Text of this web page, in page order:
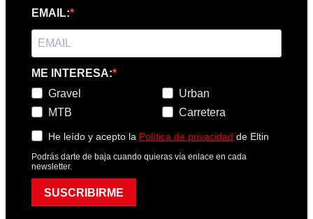
EMAIL:
ME INTERESA:
Gravel
MTB
Urban
Carretera
He leído y acepto la Política de privacidad de Eltin
Podrás darte de baja cuando quieras vía enlace en cada
newsletter.
SUSCRIBIRME